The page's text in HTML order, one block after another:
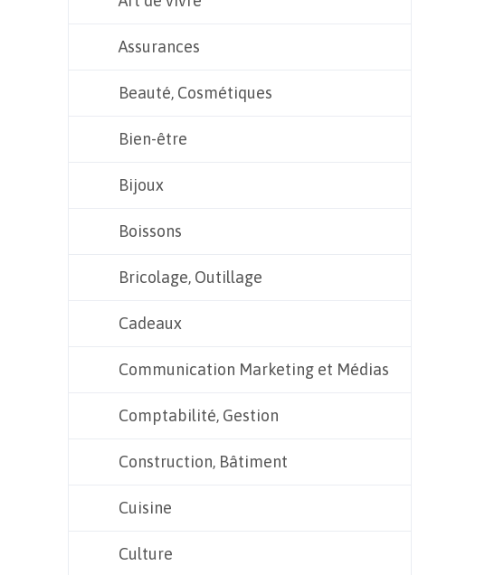
Assurances
Beauté, Cosmétiques
Bien-être
Bijoux
Boissons
Bricolage, Outillage
Cadeaux
Communication Marketing et Médias
Comptabilité, Gestion
Construction, Bâtiment
Cuisine
Culture